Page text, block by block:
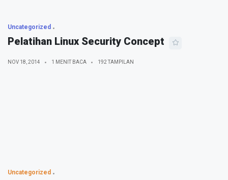
Uncategorized
Pelatihan Linux Security Concept
NOV 18, 2014 1 MENIT BACA 192 TAMPILAN
Uncategorized